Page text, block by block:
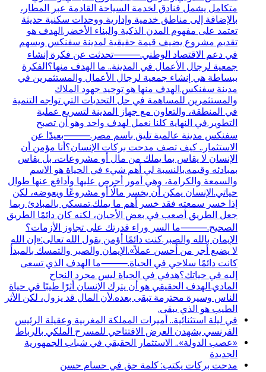
متكامل يشمل فنادق لخدمة السياحة القادمة عبر المطار،
بالإضافة إلى مناطق خدمية وإدارية ووحدات سكنية حديثة
تعتمد على مفهوم المدن الذكية والبناء الأخضر.الهدف هو
تقديم مشروع يضيف قيمة حقيقية لمدينة سفنكس ويسهم
في دعم الاقتصاد الوطني.⸻تحدثت عن فكرة إنشاء
جمعية لرجال الأعمال في المدينة.. ما الهدف منها؟الفكرة
ببساطة هي إنشاء جمعية لرجال الأعمال والمستثمرين في
مدينة سفنكس.الهدف منها هو توحيد جهود الملاك
والمستثمرين للمساهمة في حل التحديات التي تواجه التنمية
في المنطقة، والتعاون مع جهاز المدينة لتسريع عملية
التطوير.في النهاية كلنا نعمل لهدف واحد وهو أن تصبح
سفنكس مدينة عالمية تليق باسم مصر.⸻بعيدًا عن
الاستثمار.. كيف تصف مدحت بركات الإنسان؟أنا مؤمن أن
الإنسان لا يقاس بما يملك من مال أو مشروعات، بل يقاس
بمبادئه وقيمه.بالنسبة لي أهم شيء في الحياة هو الاسم
والسمعة والكرامة، وهي أمور أحرص عليها وأدافع عنها طوال
حياتي.الإنسان يمكن أن يخسر مالًا أو مشروعًا ويعوضه، لكن
إذا خسر سمعته فقد خسر أهم ما يملك.تمسكي بالمبادئ ربما
جعل الطريق أصعب في بعض الأحيان، لكنه كان دائمًا الطريق
الصحيح.⸻ما السر وراء قدرتك على تجاوز الأزمات؟
الإيمان بالله والصبر.كنت دائمًا أؤمن بقول الله تعالى:«إن الله
لا يضيع أجر من أحسن عملاً».الإيمان والصبر والتمسك بالمبدأ
كانت دائمًا سلاحي في الحياة.⸻ما الهدف الذي تسعى
إليه في حياتك؟هدفي في الحياة ليس مجرد النجاح
المادي.الهدف الحقيقي هو أن يترك الإنسان أثرًا طيبًا في حياة
الناس وسيرة محترمة تبقى بعده.لأن المال قد يزول، لكن الأثر
الطيب هو الذي يبقى.
في ليلة استثنائية.. أميرات المملكة المغربية وعقيلة الرئيس
الفرنسي يشهدن العرض الافتتاحي للمسرح الملكي بالرباط
«عصب الدولة».. الاستثمار الحقيقي في شباب الجمهورية
الجديدة
مدحت بركات يكتب: كلمة حق في حسام حسن